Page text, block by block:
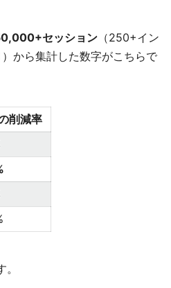
セッション （250+イン
から集計した数字がこちらで
削減率
。